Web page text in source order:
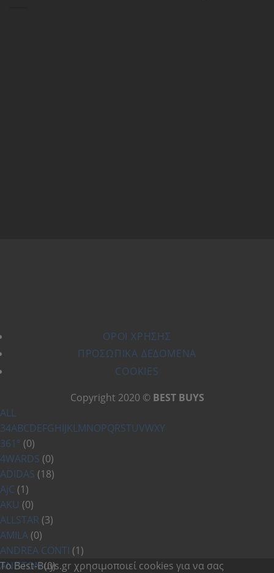
ΌΡΟΙ ΧΡΗΣΗΣ
ΠΡΟΣΩΠΙΚΆ ΔΕΔΟΜΈΝΑ
COOKIES
Copyright 2020 © BEST BUYS
ALL
34ABCDEFGHIJKLMNOPQRSTUVWXY
361° (0)
4WARDS (0)
ADIDAS (18)
AjC (1)
AKU (0)
ALLSTAR (3)
AMILA (0)
ANDREA CONTI (1)
ANISTON(0)
Το Best-Buys.gr χρησιμοποιεί cookies για να σας